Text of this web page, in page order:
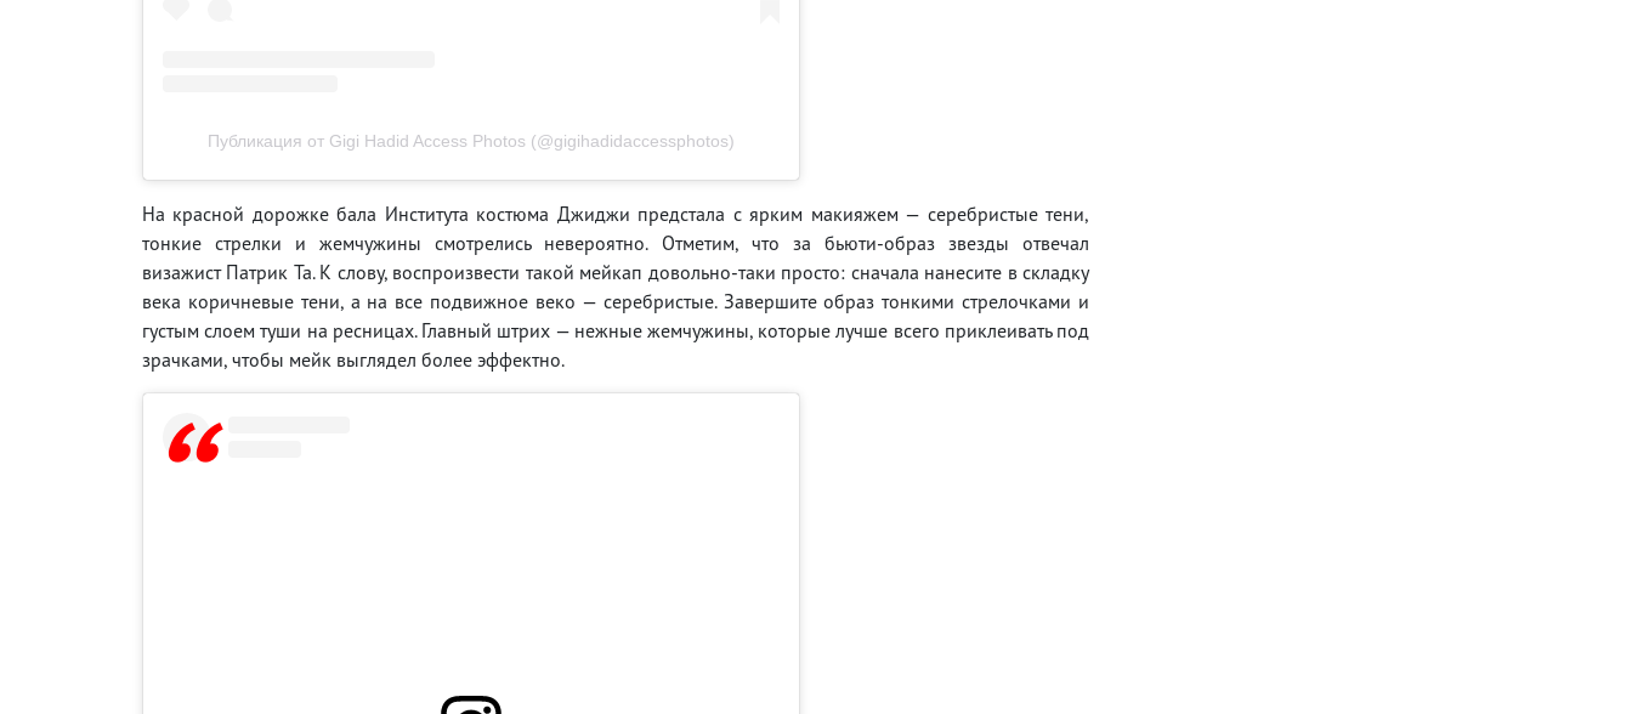
Публикация от Gigi Hadid Access Photos (@gigihadidaccessphotos)
На красной дорожке бала Института костюма Джиджи предстала с ярким макияжем — серебристые тени,
тонкие стрелки и жемчужины смотрелись невероятно. Отметим, что за бьюти-образ звезды отвечал
визажист Патрик Та. К слову, воспроизвести такой мейкап довольно-таки просто: сначала нанесите в складку
века коричневые тени, а на все подвижное веко — серебристые. Завершите образ тонкими стрелочками и
густым слоем туши на ресницах. Главный штрих — нежные жемчужины, которые лучше всего приклеивать под
зрачками, чтобы мейк выглядел более эффектно.